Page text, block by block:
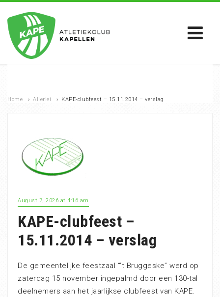
Home › Allerlei › KAPE-clubfeest – 15.11.2014 – verslag
August 7, 2026 at 4:16 am
KAPE-clubfeest –
15.11.2014 – verslag
De gemeentelijke feestzaal “’t Bruggeske” werd op
zaterdag 15 november ingepalmd door een 130-tal
deelnemers aan het jaarlijkse clubfeest van KAPE.